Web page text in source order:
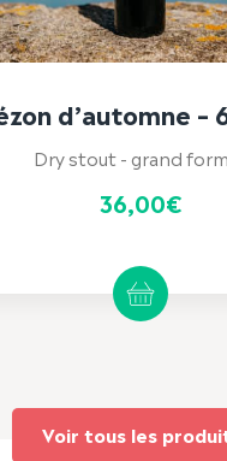
d’automne –
Dry stout - grand
36,00€
Voir tous les